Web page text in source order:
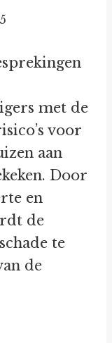
met de
voor
aan
Door
en
de
te
de